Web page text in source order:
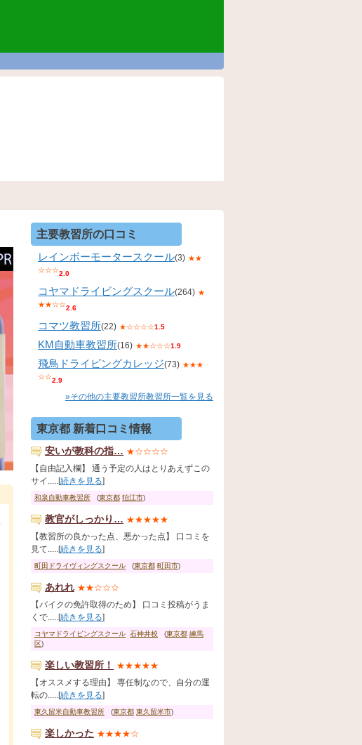
主要教習所の口コミ
レインボーモータースクール(3) ★★
☆☆☆2.0
コヤマドライビングスクール(264) ★
★★☆☆2.6
コマツ教習所(22) ★☆☆☆☆1.5
KM自動車教習所(16) ★★☆☆☆1.9
飛鳥ドライビングカレッジ(73) ★★★
☆☆2.9
»その他の主要教習所教習所一覧を見る
東京都 新着口コミ情報
安いが教科の指… ★☆☆☆☆
【自由記入欄】 通う予定の人はとりあえずこの
サイ.....[続きを見る]
和泉自動車教習所 (東京都 狛江市)
教官がしっかり… ★★★★★
【教習所の良かった点、悪かった点】 口コミを
見て.....[続きを見る]
町田ドライヴィングスクール (東京都 町田市)
あれれ ★★☆☆☆
【バイクの免許取得のため】 口コミ投稿がうま
くで.....[続きを見る]
コヤマドライビングスクール 石神井校 (東京都 練馬
区)
楽しい教習所！ ★★★★★
【オススメする理由】 専任制なので、自分の運
転の.....[続きを見る]
東久留米自動車教習所 (東京都 東久留米市)
楽しかった ★★★★☆